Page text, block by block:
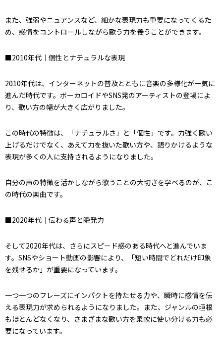
また、強弱やニュアンスなど、細かな表現力も重要になってくるた
め、感情をコントロールしながら歌う力を養うことができます。
■2010年代｜個性とナチュラルな表現
2010年代は、インターネットの普及とともに音楽の多様化が一気に
進んだ時代です。ボーカロイドやSNS発のアーティストの登場によ
り、歌い方の幅が大きく広がりました。
この時代の特徴は、「ナチュラルさ」と「個性」です。力強く歌い
上げるだけでなく、あえて力を抜いた歌い方や、語りかけるような
表現が多くの人に支持されるようになりました。
自分の声の特徴を活かしながら歌うことの大切さを学べるのが、こ
の時代の楽曲です。
■2020年代｜伝わる声と瞬発力
そして2020年代は、さらにスピード感のある時代へと進んでいま
す。SNSやショート動画の影響により、「短い時間でどれだけ印象
を残せるか」が重要になっています。
一つ一つのフレーズにインパクトを持たせる力や、瞬時に感情を伝
える表現力が求められるようになりました。また、ジャンルの垣根
もほとんどなくなり、さまざまな歌い方を柔軟に使い分ける力も必
要になっています。